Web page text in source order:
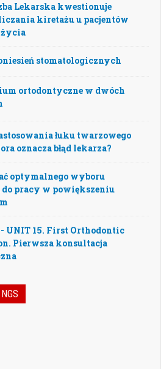
Lekarska kwestionuje
kiretażu u pacjentów
życia
stomatologicznych
ortodontyczne w dwóch
łuku twarzowego
oznacza błąd lekarza?
optymalnego wyboru
do pracy w powiększeniu
UNIT 15. First Orthodontic
Pierwsza konsultacja